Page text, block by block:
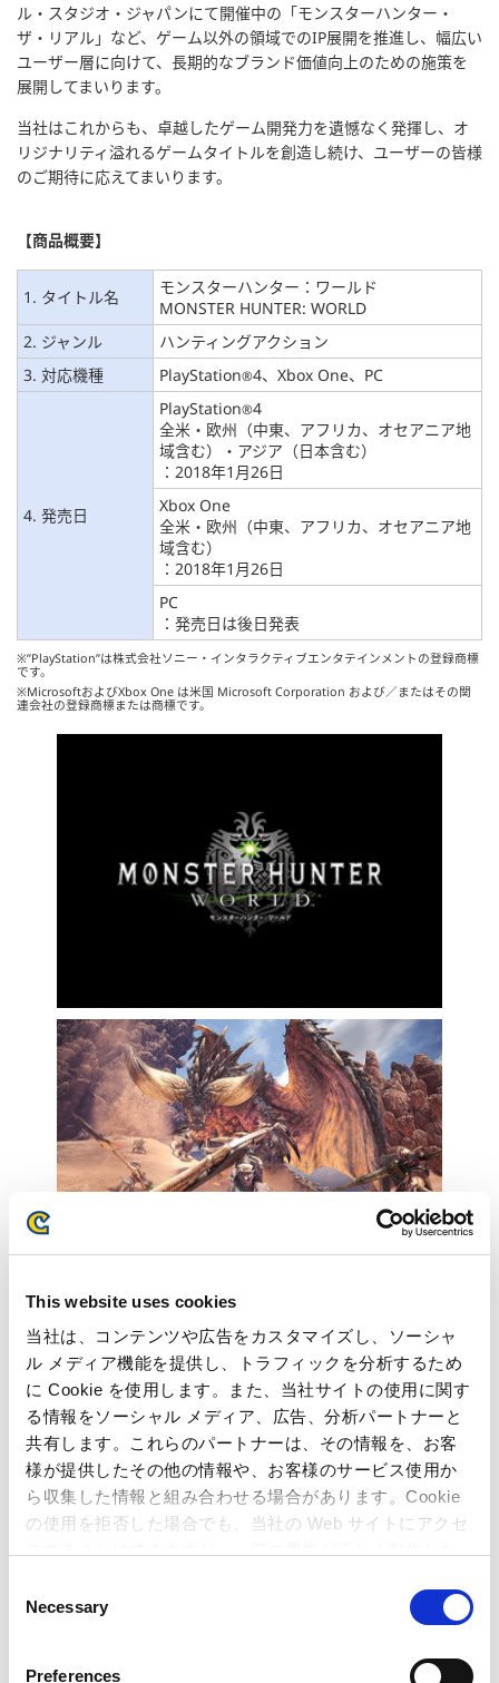
This website uses cookies
当社は、コンテンツや広告をカスタマイズし、ソーシャ
ル メディア機能を提供し、トラフィックを分析するため
に Cookie を使用します。また、当社サイトの使用に関す
る情報をソーシャル メディア、広告、分析パートナーと
共有します。これらのパートナーは、その情報を、お客
様が提供したその他の情報や、お客様のサービス使用か
ら収集した情報と組み合わせる場合があります。Cookie
の使用を拒否した場合でも、当社の Web サイトにアクセ
Necessary
Preferences
ル・スタジオ・ジャパンにて開催中の「モンスターハンター・
ザ・リアル」など、ゲーム以外の領域でのIP展開を推進し、幅広い
ユーザー層に向けて、長期的なブランド価値向上のための施策を
展開してまいります。
当社はこれからも、卓越したゲーム開発力を遺憾なく発揮し、オ
リジナリティ溢れるゲームタイトルを創造し続け、ユーザーの皆様
のご期待に応えてまいります。
【商品概要】
1. タイトル名
モンスターハンター：ワールド
MONSTER HUNTER: WORLD
2. ジャンル
ハンティングアクション
3. 対応機種
PlayStation®4、Xbox One、PC
4. 発売日
PlayStation®4
全米・欧州（中東、アフリカ、オセアニア地
域含む）・アジア（日本含む）
：2018年1月26日
Xbox One
全米・欧州（中東、アフリカ、オセアニア地
域含む）
：2018年1月26日
PC
：発売日は後日発表
※”PlayStation”は株式会社ソニー・インタラクティブエンタテインメントの登録商標
です。
※MicrosoftおよびXbox One は米国 Microsoft Corporation および／またはその関
連会社の登録商標または商標です。
本件に関するお問い合わせ先
本件に関するお問い合わせ先
マスコミ・投資家様向けお問い合わせ先
株式会社カプコン 秘書・広報IR部 広報IR室
〒540-0037 大阪市中央区内平野町三丁目1番3号
TEL : 06-6920-3623 / FAX : 06-6920-5108
株式会社 カプコン プロモーション企画推進室 パブリシティチーム
〒163-0448 東京都新宿区西新宿2丁目1番1号